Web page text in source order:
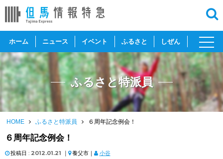
ホーム ニュース イベント ふるさと しぜん
toggle
ふるさと特派員
HOME ふるさと特派員 ６周年記念例会！
６周年記念例会！
投稿日 : 2012.01.21 ｜ 養父市｜ 小谷